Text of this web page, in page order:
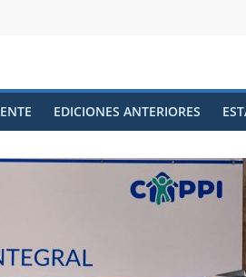
EDICIONES ANTERIORES